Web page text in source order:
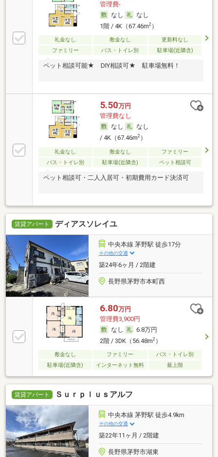
管理費-
なし
なし
1階 / 4K（67.46m2）
礼金なし 敷金なし
更新料なし
ファミリー
バス・トイレ別 駐車場(近隣含)
ペット相談可能★ DIY相談可★ 駐車場無料！
5.50万円
管理費なし
なし
なし
/ 4K（67.46m2）
礼金なし 敷金なし
ファミリー
バス・トイレ別
駐車場(近隣含) ペット相談可
ペット相談可・二人入居可・初期費用カード決済可
賃貸アパート ディアスソレイユ
中央本線 茅野駅 徒歩17分
その他の交通
築24年6ヶ月 / 2階建
長野県茅野市本町西
6.80万円
管理費3,900円
なし
6.8万円
2階 / 3DK（56.48m2）
敷金なし ファミリー
バス・トイレ別
駐車場(近隣含)
インターネット無料 最上階
賃貸アパート Ｓｕｒｐｌｕｓアルフ
中央本線 茅野駅 徒歩4.9km
その他の交通
築22年11ヶ月 / 2階建
長野県茅野市湖東